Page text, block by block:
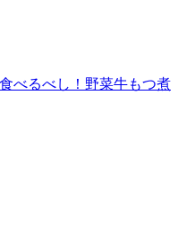
べるべし！野菜牛もつ煮